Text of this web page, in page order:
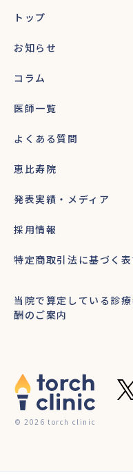
トップ
お知らせ
コラム
医師一覧
よくある質問
恵比寿院
発表実績・メディア
採用情報
特定商取引法に基づく
当院で算定している診
酬のご案内
© 2026 torch clinic